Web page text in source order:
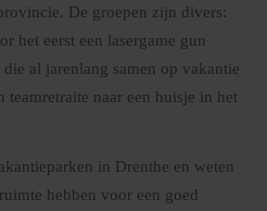
De groepen zijn divers:
het eerst een lasergame gun
al jarenlang samen op vakantie
teamretraite naar een huisje in het
in Drenthe en weten
hebben voor een goed